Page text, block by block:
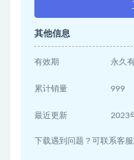
其他信息
有效期 永久
累计销量 999
最近更新 2023
下载遇到问题？可联系客